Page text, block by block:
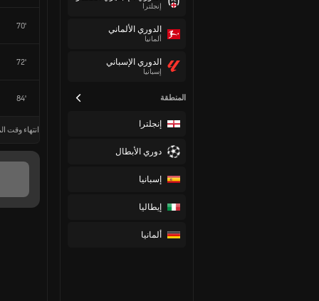
إنجلترا
الدوري الألماني
ألمانيا
الدوري الإسباني
إسبانيا
المنطقة
إنجلترا
دوري الأبطال
إسبانيا
إيطاليا
ألمانيا
70'
72'
84'
انتهاء وقت